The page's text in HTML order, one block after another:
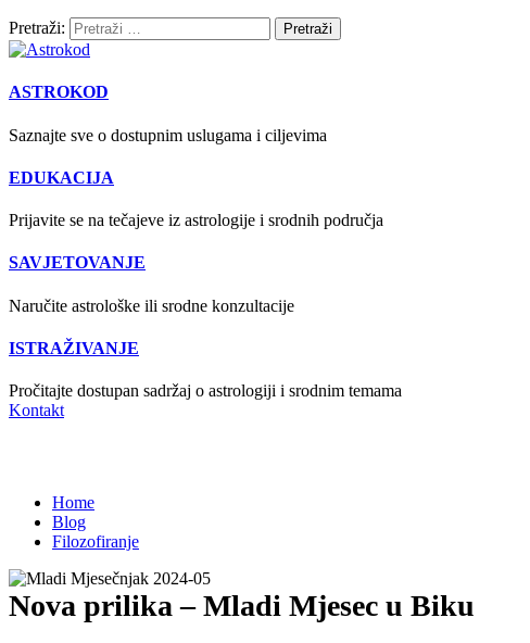
Pretraži:
ASTROKOD
Saznajte sve o dostupnim uslugama i ciljevima
EDUKACIJA
Prijavite se na tečajeve iz astrologije i srodnih područja
SAVJETOVANJE
Naručite astrološke ili srodne konzultacije
ISTRAŽIVANJE
Pročitajte dostupan sadržaj o astrologiji i srodnim temama
Kontakt
Home
Blog
Filozofiranje
Nova prilika – Mladi Mjesec u Biku